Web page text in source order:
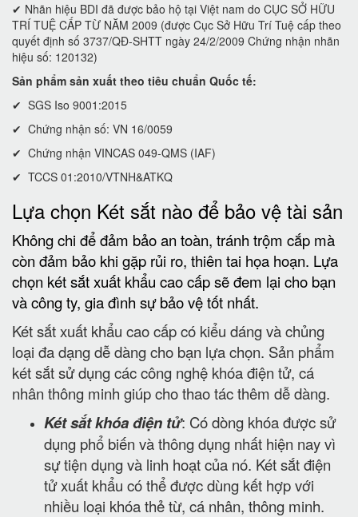
✔ Nhãn hiệu BDI đã được bảo hộ tại Việt nam do CỤC SỞ HỮU
TRÍ TUỆ CẤP TỪ NĂM 2009 (được Cục Sở Hữu Trí Tuệ cấp theo
quyết định số 3737/QĐ-SHTT ngày 24/2/2009 Chứng nhận nhãn
hiệu số: 120132)
Sản phẩm sản xuất theo tiêu chuẩn Quốc tế:
✔ SGS Iso 9001:2015
✔ Chứng nhận số: VN 16/0059
✔ Chứng nhận VINCAS 049-QMS (IAF)
✔ TCCS 01:2010/VTNH&ATKQ
Lựa chọn Két sắt nào để bảo vệ tài sản
Không chi để đảm bảo an toàn, tránh trộm cắp mà
còn đảm bảo khi gặp rủi ro, thiên tai họa hoạn. Lựa
chọn két sắt xuất khẩu cao cấp sẽ đem lại cho bạn
và công ty, gia đình sự bảo vệ tốt nhất.
Két sắt xuất khẩu cao cấp có kiểu dáng và chủng
loại đa dạng dễ dàng cho bạn lựa chọn. Sản phẩm
két sắt sử dụng các công nghệ khóa điện tử, cá
nhân thông minh giúp cho thao tác thêm dễ dàng.
Két sắt khóa điện tử: Có dòng khóa được sử
dụng phổ biến và thông dụng nhất hiện nay vì
sự tiện dụng và linh hoạt của nó. Két sắt điện
tử xuất khẩu có thể được dùng kết hợp với
nhiều loại khóa thẻ từ, cá nhân, thông minh.